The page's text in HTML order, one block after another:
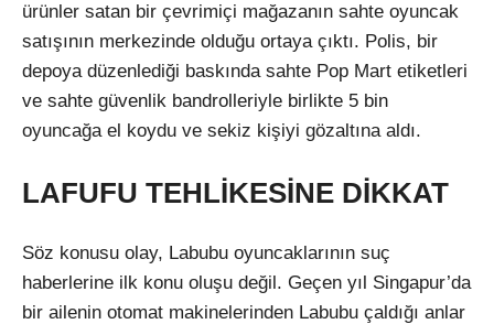
ürünler satan bir çevrimiçi mağazanın sahte oyuncak
satışının merkezinde olduğu ortaya çıktı. Polis, bir
depoya düzenlediği baskında sahte Pop Mart etiketleri
ve sahte güvenlik bandrolleriyle birlikte 5 bin
oyuncağa el koydu ve sekiz kişiyi gözaltına aldı.
LAFUFU TEHLİKESİNE DİKKAT
Söz konusu olay, Labubu oyuncaklarının suç
haberlerine ilk konu oluşu değil. Geçen yıl Singapur’da
bir ailenin otomat makinelerinden Labubu çaldığı anlar